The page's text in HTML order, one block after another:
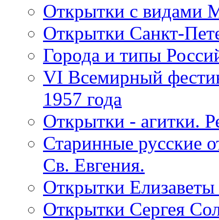
Открытки с видами
Открытки Санкт-
Города и типы
VI Всемирный
1957 года
Открытки - агитки.
Старинные русские
Св. Евгения.
Открытки
Открытки Сергея